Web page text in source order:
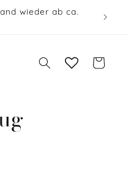
wieder ab ca.
🧡
Warenkorb